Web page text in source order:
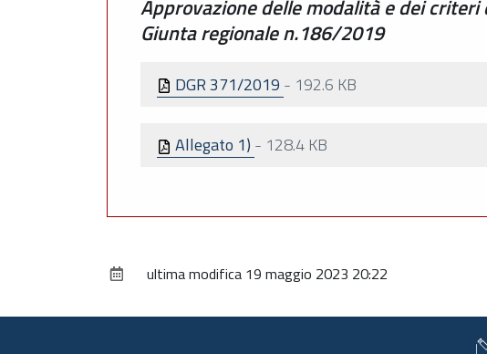
Approvazione delle modalità e dei
Giunta regionale n.186/2019
DGR 371/2019 - 192.6 KB
Allegato 1) - 128.4 KB
ultima modifica 19 maggio 2023 20:22